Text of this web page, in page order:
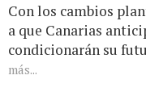
Con los cambios
a que Canarias
condicionarán su
más...